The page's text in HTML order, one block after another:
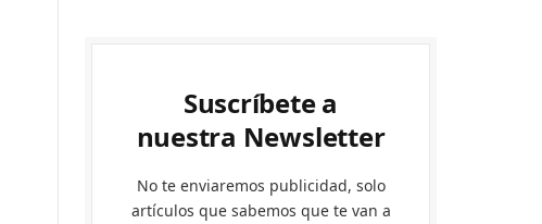
Suscríbete a
nuestra Newsletter
No te enviaremos publicidad, solo
artículos que sabemos que te van a